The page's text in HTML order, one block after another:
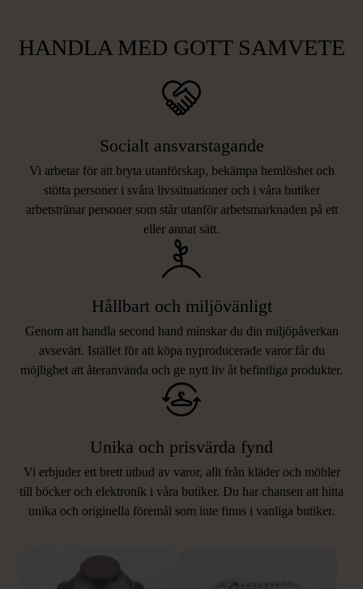
HANDLA MED GOTT SAMVETE
Socialt ansvarstagande
Vi arbetar för att bryta utanförskap, bekämpa hemlöshet och
stötta personer i svåra livssituationer och i våra butiker
arbetstränar personer som står utanför arbetsmarknaden på ett
eller annat sätt.
Hållbart och miljövänligt
Genom att handla second hand minskar du din miljöpåverkan
avsevärt. Istället för att köpa nyproducerade varor får du
möjlighet att återanvända och ge nytt liv åt befintliga produkter.
Unika och prisvärda fynd
Vi erbjuder ett brett utbud av varor, allt från kläder och möbler
till böcker och elektronik i våra butiker. Du har chansen att hitta
unika och originella föremål som inte finns i vanliga butiker.
LIKNANDE PRODUKTER
Hitta produkter som påminner om denna